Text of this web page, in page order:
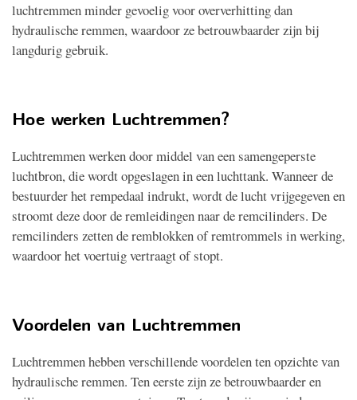
luchtremmen minder gevoelig voor oververhitting dan
hydraulische remmen, waardoor ze betrouwbaarder zijn bij
langdurig gebruik.
Hoe werken Luchtremmen?
Luchtremmen werken door middel van een samengeperste
luchtbron, die wordt opgeslagen in een luchttank. Wanneer de
bestuurder het rempedaal indrukt, wordt de lucht vrijgegeven en
stroomt deze door de remleidingen naar de remcilinders. De
remcilinders zetten de remblokken of remtrommels in werking,
waardoor het voertuig vertraagt of stopt.
Voordelen van Luchtremmen
Luchtremmen hebben verschillende voordelen ten opzichte van
hydraulische remmen. Ten eerste zijn ze betrouwbaarder en